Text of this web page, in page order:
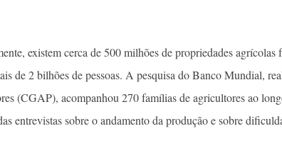
existem cerca de 500 milhões de propriedades agrícolas
de 2 bilhões de pessoas. A pesquisa do Banco Mundial,
(CGAP), acompanhou 270 famílias de agricultores ao
entrevistas sobre o andamento da produção e sobre